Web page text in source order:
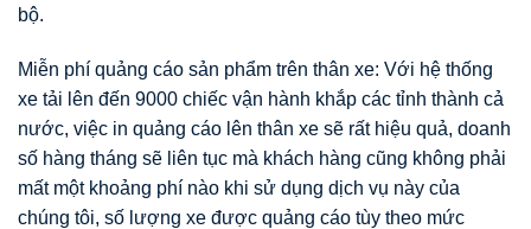
bộ.
Miễn phí quảng cáo sản phẩm trên thân xe: Với hệ thống
xe tải lên đến 9000 chiếc vận hành khắp các tỉnh thành cả
nước, việc in quảng cáo lên thân xe sẽ rất hiệu quả, doanh
số hàng tháng sẽ liên tục mà khách hàng cũng không phải
mất một khoảng phí nào khi sử dụng dịch vụ này của
chúng tôi, số lượng xe được quảng cáo tùy theo mức